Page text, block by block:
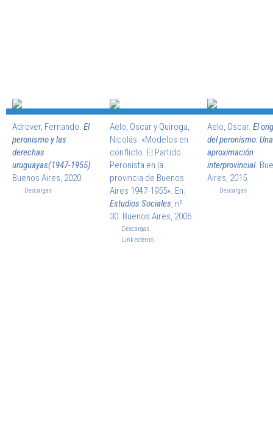
Adrover, Fernando. El
peronismo y las
derechas
uruguayas(1947-1955).
Buenos Aires, 2020.
Descargas
Aelo, Oscar y Quiroga,
Nicolás. «Modelos en
conflicto. El Partido
Peronista en la
provincia de Buenos
Aires 1947-1955». En:
Estudios Sociales, nº
30. Buenos Aires, 2006.
Descargas
Link externo
Aelo, Oscar. El
del peronismo: Una
aproximación
interprovincial.
Aires, 2015.
Descargas